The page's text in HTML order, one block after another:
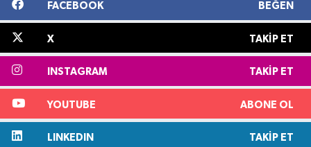
FACEBOOK BEĞEN
X TAKIP ET
INSTAGRAM TAKIP ET
YOUTUBE ABONE OL
LINKEDIN TAKIP ET